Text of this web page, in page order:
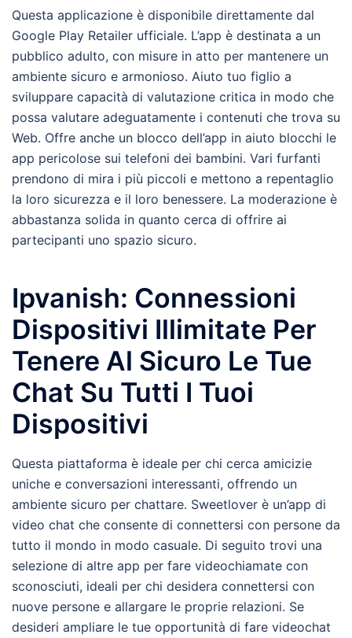
Questa applicazione è disponibile direttamente dal
Google Play Retailer ufficiale. L’app è destinata a un
pubblico adulto, con misure in atto per mantenere un
ambiente sicuro e armonioso. Aiuto tuo figlio a
sviluppare capacità di valutazione critica in modo che
possa valutare adeguatamente i contenuti che trova su
Web. Offre anche un blocco dell’app in aiuto blocchi le
app pericolose sui telefoni dei bambini. Vari furfanti
prendono di mira i più piccoli e mettono a repentaglio
la loro sicurezza e il loro benessere. La moderazione è
abbastanza solida in quanto cerca di offrire ai
partecipanti uno spazio sicuro.
Ipvanish: Connessioni
Dispositivi Illimitate Per
Tenere Al Sicuro Le Tue
Chat Su Tutti I Tuoi
Dispositivi
Questa piattaforma è ideale per chi cerca amicizie
uniche e conversazioni interessanti, offrendo un
ambiente sicuro per chattare. Sweetlover è un’app di
video chat che consente di connettersi con persone da
tutto il mondo in modo casuale. Di seguito trovi una
selezione di altre app per fare videochiamate con
sconosciuti, ideali per chi desidera connettersi con
nuove persone e allargare le proprie relazioni. Se
desideri ampliare le tue opportunità di fare videochat